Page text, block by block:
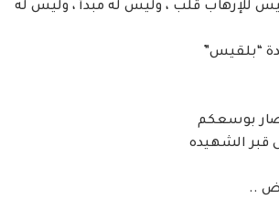
للإرهاب قلب ، وليس له مبدأ ، وليس له
“بلقيس”
بوسعكم
قبر الشهيده
..